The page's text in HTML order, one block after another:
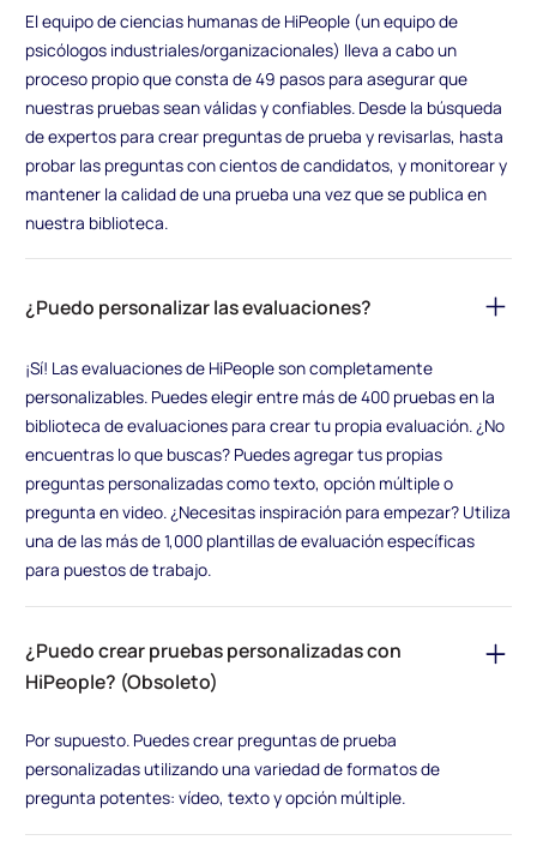
El equipo de ciencias humanas de HiPeople (un equipo de
psicólogos industriales/organizacionales) lleva a cabo un
proceso propio que consta de 49 pasos para asegurar que
nuestras pruebas sean válidas y confiables. Desde la búsqueda
de expertos para crear preguntas de prueba y revisarlas, hasta
probar las preguntas con cientos de candidatos, y monitorear y
mantener la calidad de una prueba una vez que se publica en
nuestra biblioteca.
¿Puedo personalizar las evaluaciones?
¡Sí! Las evaluaciones de HiPeople son completamente
personalizables. Puedes elegir entre más de 400 pruebas en la
biblioteca de evaluaciones para crear tu propia evaluación. ¿No
encuentras lo que buscas? Puedes agregar tus propias
preguntas personalizadas como texto, opción múltiple o
pregunta en video. ¿Necesitas inspiración para empezar? Utiliza
una de las más de 1,000 plantillas de evaluación específicas
para puestos de trabajo.
¿Puedo crear pruebas personalizadas con
HiPeople? (Obsoleto)
Por supuesto. Puedes crear preguntas de prueba
personalizadas utilizando una variedad de formatos de
pregunta potentes: vídeo, texto y opción múltiple.